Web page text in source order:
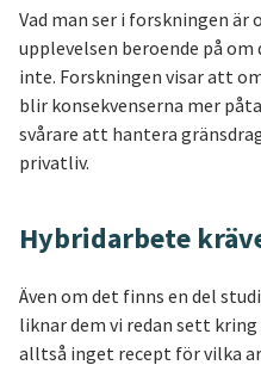
Vad man ser i forskningen är
upplevelsen beroende på
inte. Forskningen visar att
blir konsekvenserna mer
svårare att hantera
privatliv.
Hybridarbete
Även om det finns en del
liknar dem vi redan sett
alltså inget recept för vilka